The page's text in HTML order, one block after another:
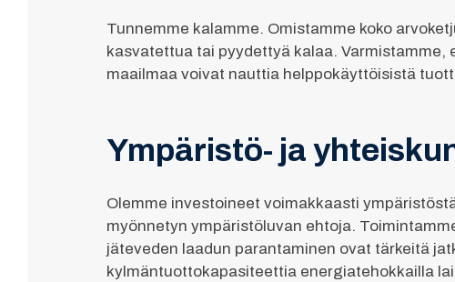
Tunnemme kalamme. Omistamme koko
kasvatettua tai pyydettyä kalaa.
maailmaa voivat nauttia helppokäyttöisistä
Ympäristö- ja
Olemme investoineet voimakkaasti
myönnetyn ympäristöluvan ehtoja.
jäteveden laadun parantaminen ovat tärkeitä
kylmäntuottokapasiteettia energiatehokkailla